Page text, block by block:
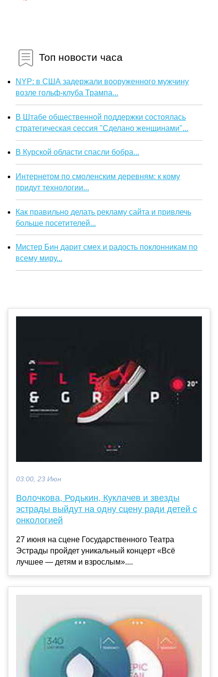
Топ новости часа
NYP: в США задержали вооруженного мужчину
возле гольф-клуба Трампа...
В Штабе общественной поддержки состоялась
стратегическая сессия "Сделано женщинами"...
В Курской области спасли бобра...
Интернетом по смоленским деревням: к кому
придут технологии...
Как правильно делать рекламу сайта и привлечь
больше посетителей...
Мистер Бин дарит смех и радость поклонникам по
всему миру...
03:00, 23 Июн
Волочкова, Родькин, Куклачев и звезды
эстрады выйдут на одну сцену ради детей с
онкологией
27 июня на сцене Государственного Театра
Эстрады пройдет уникальный концерт «Всё
лучшее — детям и взрослым»....